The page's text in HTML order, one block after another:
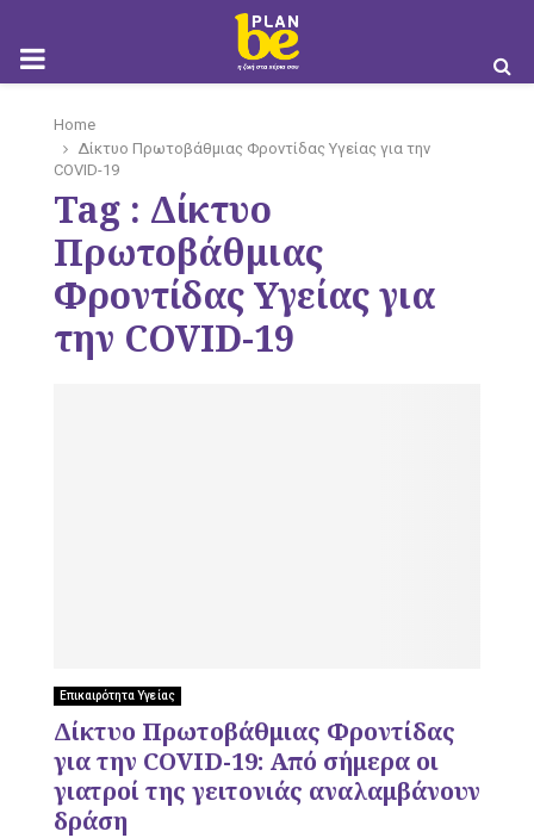
M
Home
Δίκτυο Πρωτοβάθμιας Φροντίδας Υγείας για την
COVID-19
Tag : Δίκτυο
Πρωτοβάθμιας
Φροντίδας Υγείας για
την COVID-19
Επικαιρότητα Υγείας
Δίκτυο Πρωτοβάθμιας Φροντίδας
για την COVID-19: Από σήμερα οι
γιατροί της γειτονιάς αναλαμβάνουν
δράση